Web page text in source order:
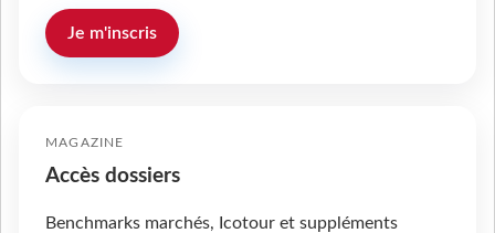
Je m'inscris
MAGAZINE
Accès dossiers
Benchmarks marchés, Icotour et suppléments